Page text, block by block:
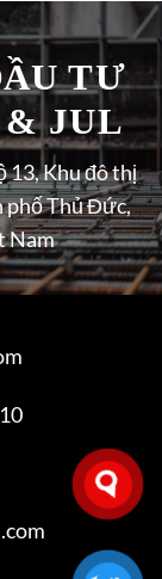
TƯ
& JUL
13, Khu đô thị
phố Thủ Đức,
Nam